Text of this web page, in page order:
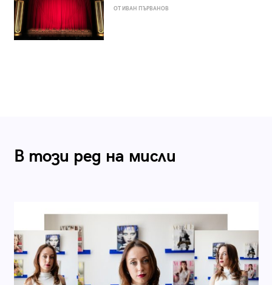
ОТ ИВАН ПЪРВАНОВ
В този ред на мисли